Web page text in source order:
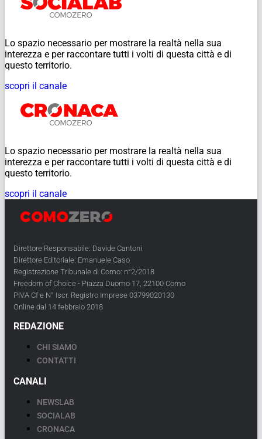
Lo spazio necessario per mostrare la realtà nella sua
interezza e per raccontare tutti i volti di questa città e di
questo territorio.
scopri il canale
Lo spazio necessario per mostrare la realtà nella sua
interezza e per raccontare tutti i volti di questa città e di
questo territorio.
scopri il canale
Direttore Responsabile: Davide Cantoni
Direttore Editoriale: Emanuele Caso
Registrazione Tribunale di Como: n°2/2018
Freedom of Choice - Piazza Duomo 17, 22100 Como
PIVA Cf e N° Iscr. Registro Imprese 03799020130
Online dal 14 febbraio 2018
REDAZIONE
CHI SIAMO
CONTATTI
CANALI
NEWSLAB
SOCIALAB
CRONACA